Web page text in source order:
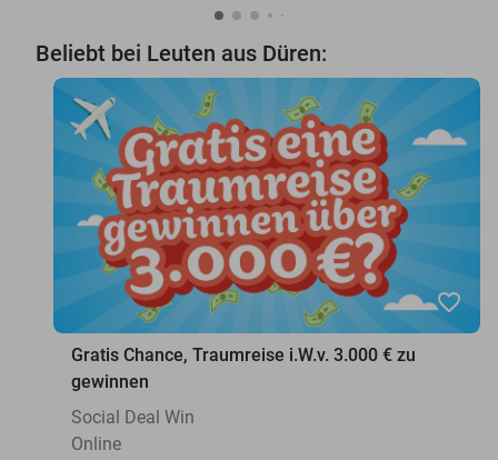
Beliebt bei Leuten aus Düren:
favorite_border
Gratis Chance, Traumreise i.W.v. 3.000 € zu
gewinnen
Social Deal Win
Online